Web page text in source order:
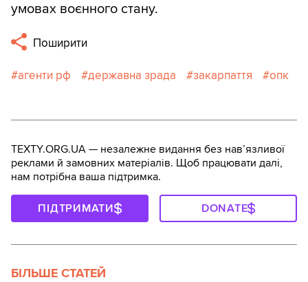
умовах воєнного стану.
Поширити
агенти рф державна зрада закарпаття опк
TEXTY.ORG.UA — незалежне видання без навʼязливої
реклами й замовних матеріалів. Щоб працювати далі,
нам потрібна ваша підтримка.
ПІДТРИМАТИ DONATE
БІЛЬШЕ СТАТЕЙ